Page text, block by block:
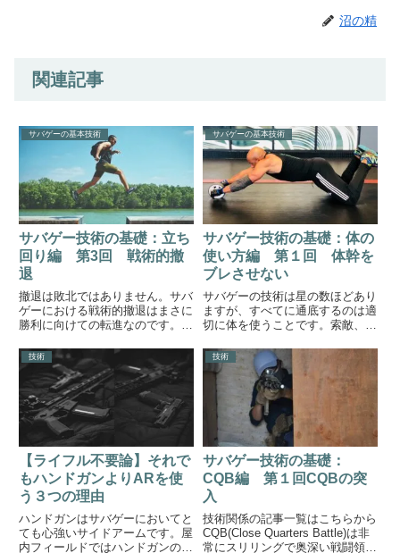
沼の精
関連記事
サバゲーの基本技術
サバゲー技術の基礎：立ち
回り編 第3回 戦術的撤
退
撤退は敗北ではありません。サバ
ゲーにおける戦術的撤退はまさに
勝利に向けての転進なのです。前
なのは前線を維持することである
と述べましたが、敵の勢いが強す
ぎたり、味方が追い付いていない
場合には前線を下げることも作
戦...
サバゲーの基本技術
サバゲー技術の基礎：体の
使い方編 第１回 体幹を
ブレさせない
サバゲーの技術は星の数ほどあり
ますが、すべてに通底するのは適
切に体を使うことです。索敵、撃
重をコントロールすることで優位
性を積み重ねていくことができま
す。技術関係の記事一覧はこちら
から銃と体を一体化しよう電動
技術
【ライフル不要論】それで
もハンドガンよりARを使
う３つの理由
ハンドガンはサバゲーにおいてと
ても心強いサイドアームです。屋
内フィールドではハンドガンのみ
技術
サバゲー技術の基礎：
CQB編 第１回CQBの突
入
技術関係の記事一覧はこちらから
CQB(Close Quarters Battle)は非
常にスリリングで奥深い戦闘領域